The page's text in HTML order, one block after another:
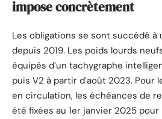
impose concrètement
Les obligations se sont succédé à
depuis 2019. Les poids lourds
équipés d’un tachygraphe
puis V2 à partir d’août 2023. Pour
en circulation, les échéances de
été fixées au 1er janvier 2025 pour